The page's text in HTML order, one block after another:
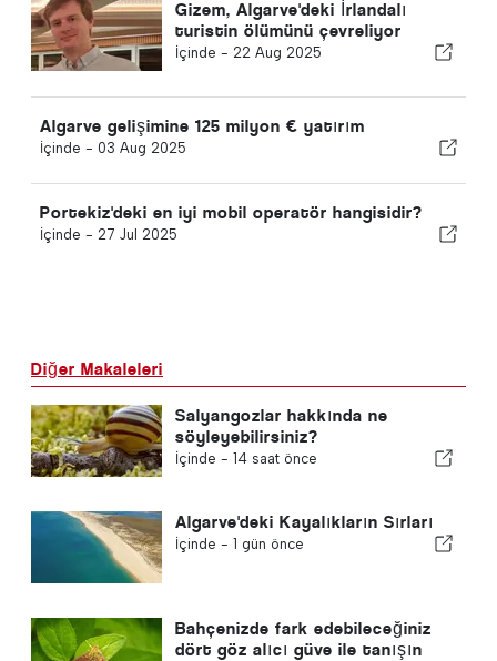
Gizem, Algarve'deki İrlandalı
turistin ölümünü çevreliyor
İçinde - 22 Aug 2025
Algarve gelişimine 125 milyon € yatırım
İçinde - 03 Aug 2025
Portekiz'deki en iyi mobil operatör hangisidir?
İçinde - 27 Jul 2025
Diğer Makaleleri
Salyangozlar hakkında ne
söyleyebilirsiniz?
İçinde - 14 saat önce
Algarve'deki Kayalıkların Sırları
İçinde - 1 gün önce
Bahçenizde fark edebileceğiniz
dört göz alıcı güve ile tanışın